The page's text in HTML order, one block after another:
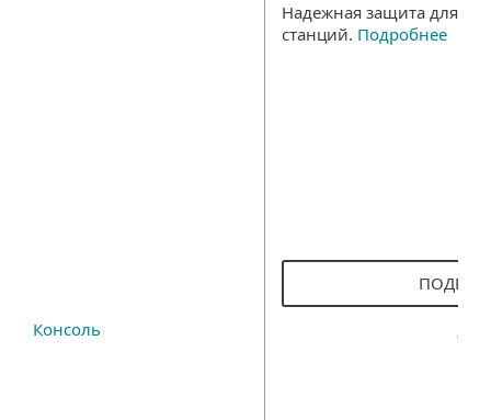
Надежная защита для
станций. Подробнее
Консоль